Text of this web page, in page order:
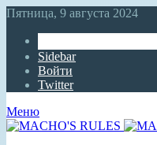
Пятница, 9 августа 2024
Sidebar
Войти
Twitter
Меню